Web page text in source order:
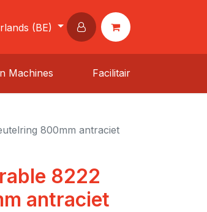
(BE)
Machines Facilitair
800mm antraciet
8222
antraciet